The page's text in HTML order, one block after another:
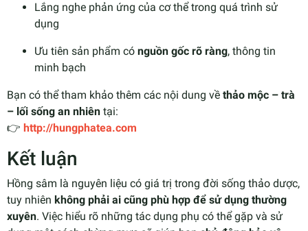
Lắng nghe phản ứng của cơ thể trong quá trình sử
dụng
Ưu tiên sản phẩm có nguồn gốc rõ ràng, thông tin
minh bạch
Bạn có thể tham khảo thêm các nội dung về thảo mộc – trà
– lối sống an nhiên tại:
👉 http://hungphatea.com
Kết luận
Hồng sâm là nguyên liệu có giá trị trong đời sống thảo dược,
tuy nhiên không phải ai cũng phù hợp để sử dụng thường
xuyên. Việc hiểu rõ những tác dụng phụ có thể gặp và sử